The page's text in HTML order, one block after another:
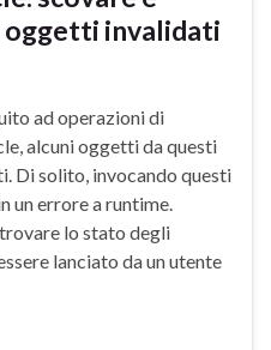
invalidati
ad operazioni di
alcuni oggetti da questi
Di solito, invocando questi
un errore a runtime.
lo stato degli
lanciato da un utente